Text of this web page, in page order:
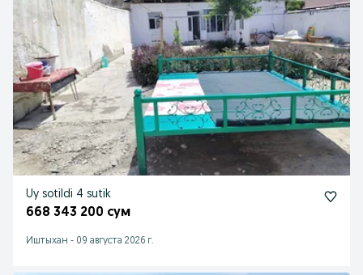
Uy sotildi 4 sutik
668 343 200 сум
Иштыхан - 09 августа 2026 г.